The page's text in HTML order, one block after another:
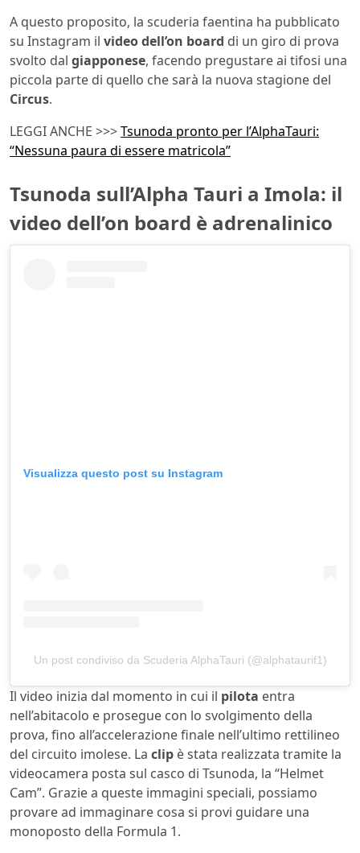
A questo proposito, la scuderia faentina ha pubblicato
su Instagram il video dell’on board di un giro di prova
svolto dal giapponese, facendo pregustare ai tifosi una
piccola parte di quello che sarà la nuova stagione del
Circus.
LEGGI ANCHE >>>Tsunoda pronto per l’AlphaTauri:
“Nessuna paura di essere matricola”
Tsunoda sull’Alpha Tauri a Imola: il
video dell’on board è adrenalinico
Visualizza questo post su Instagram
Un post condiviso da Scuderia AlphaTauri (@alphataurif1)
Il video inizia dal momento in cui il pilota entra
nell’abitacolo e prosegue con lo svolgimento della
prova, fino all’accelerazione finale nell’ultimo rettilineo
del circuito imolese. La clip è stata realizzata tramite la
videocamera posta sul casco di Tsunoda, la “Helmet
Cam”. Grazie a queste immagini speciali, possiamo
provare ad immaginare cosa si provi guidare una
monoposto della Formula 1.